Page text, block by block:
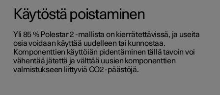
Käytöstä poistaminen
Yli 85 % Polestar 2 -mallista on kierrätettävissä, ja useita
osia voidaan käyttää uudelleen tai kunnostaa.
Komponenttien käyttöiän pidentäminen tällä tavoin voi
vähentää jätettä ja välttää uusien komponenttien
valmistukseen liittyviä CO2 -päästöjä.